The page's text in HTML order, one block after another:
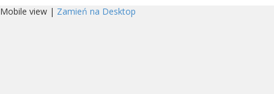
Mobile view | Zamień na Desktop